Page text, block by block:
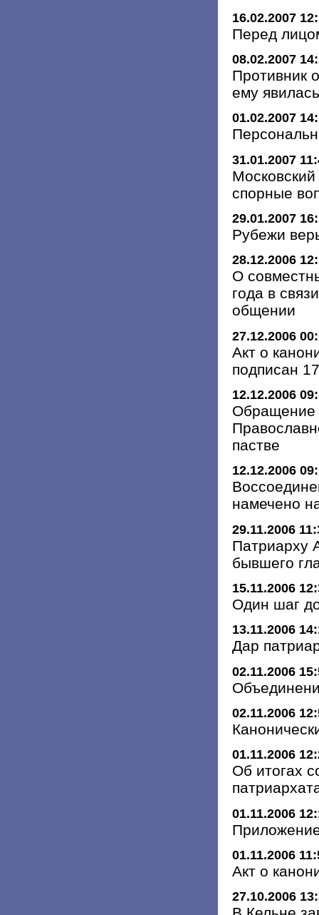
16.02.2007
Перед
08.02.2007
Противник
ему
01.02.2007
31.01.2007
спорные
29.01.2007
Рубежи
28.12.2006
О
года в
общении
27.12.2006
Акт о
подписан
12.12.2006
Обращение
пастве
12.12.2006
намечено
29.11.2006
Патриарху
бывшего
15.11.2006
Один шаг
13.11.2006
Дар
02.11.2006
02.11.2006
01.11.2006
Об итогах
01.11.2006
01.11.2006
Акт о
27.10.2006